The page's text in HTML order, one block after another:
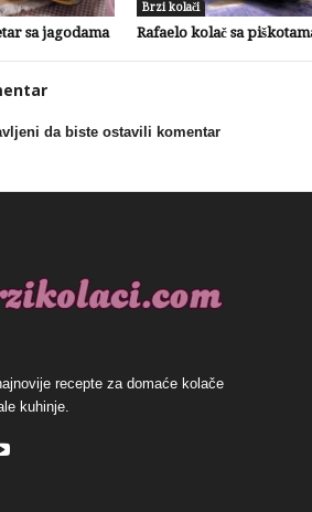
sa jagodama
Brzi kolači
Rafaelo kolač sa
da biste ostavili komentar
recepte za domaće kolače
kuhinje.